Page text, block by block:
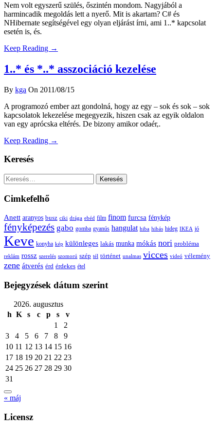
Nem volt egyszerű szülés, őszintén mondom. Nagyjából a
harmincadik megoldás lett a nyerő. Mit is akartam? C# és
NHibernate segítségével egy olyan eljárást írni, ami 1..* kapcsolat
esetén is, és.
Keep Reading →
1..* és *..* asszociáció kezelése
By kga On 2011/08/15
A programozó ember azt gondolná, hogy az egy – sok és sok – sok
kapcsolatok lekezelése megegyezik, hiszen csak az egyik oldalon
van egy aprócska eltérés. De bizony amikor odaér,.
Keep Reading →
Keresés
Keresés:
Cimkefelhő
Anett aranyos busz ciki drága ebéd film finom furcsa fénykép
fényképezés gabo gomba gyanús hangulat hiba hibás hideg IKEA jó
Keve konyha kép különleges lakás munka mókás nori probléma
reklám rossz szerelés szomorú szép tél történet unalmas vicces videó vélemény
zene átverés érd érdekes étel
Bejegyzések dátum szerint
2026. augusztus
h K s c p s
v
1
2
3
4 5 6 7 8
9
10 11 12 13 14 15 16
17 18 19 20 21 22 23
24 25 26 27 28 29 30
31
« máj
Licensz